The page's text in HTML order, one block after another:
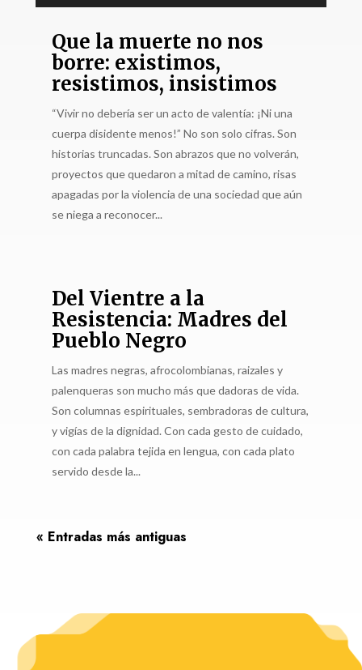
Que la muerte no nos
borre: existimos,
resistimos, insistimos
“Vivir no debería ser un acto de valentía: ¡Ni una
cuerpa disidente menos!” No son solo cifras. Son
historias truncadas. Son abrazos que no volverán,
proyectos que quedaron a mitad de camino, risas
apagadas por la violencia de una sociedad que aún
se niega a reconocer...
Del Vientre a la
Resistencia: Madres del
Pueblo Negro
Las madres negras, afrocolombianas, raizales y
palenqueras son mucho más que dadoras de vida.
Son columnas espirituales, sembradoras de cultura,
y vigías de la dignidad. Con cada gesto de cuidado,
con cada palabra tejida en lengua, con cada plato
servido desde la...
« Entradas más antiguas